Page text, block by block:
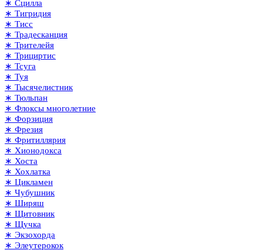
∗ Сцилла
∗ Тигридия
∗ Тисс
∗ Традесканция
∗ Трителейя
∗ Трициртис
∗ Тсуга
∗ Туя
∗ Тысячелистник
∗ Тюльпан
∗ Флоксы многолетние
∗ Форзиция
∗ Фрезия
∗ Фритиллярия
∗ Хионодокса
∗ Хоста
∗ Хохлатка
∗ Цикламен
∗ Чубушник
∗ Ширяш
∗ Щитовник
∗ Щучка
∗ Экзохорда
∗ Элеутерокок